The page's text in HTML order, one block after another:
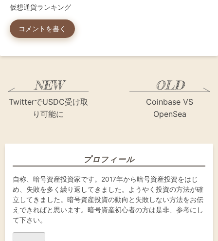
仮想通貨ランキング
コメントを書く
TwitterでUSDC受け取
り可能に
Coinbase VS
OpenSea
プロフィール
自称、暗号資産投資家です。2017年から暗号資産投資をはじ
め、失敗を多く繰り返してきました。ようやく投資の方法が確
立してきました。暗号資産投資の動向と失敗しない方法をお伝
えできればと思います。暗号資産初心者の方は是非、参考にし
て下さい。